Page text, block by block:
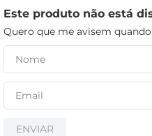
Este produto não está
Quero que me avisem
ENVIAR
iogurte
papel higiênico
cerveja